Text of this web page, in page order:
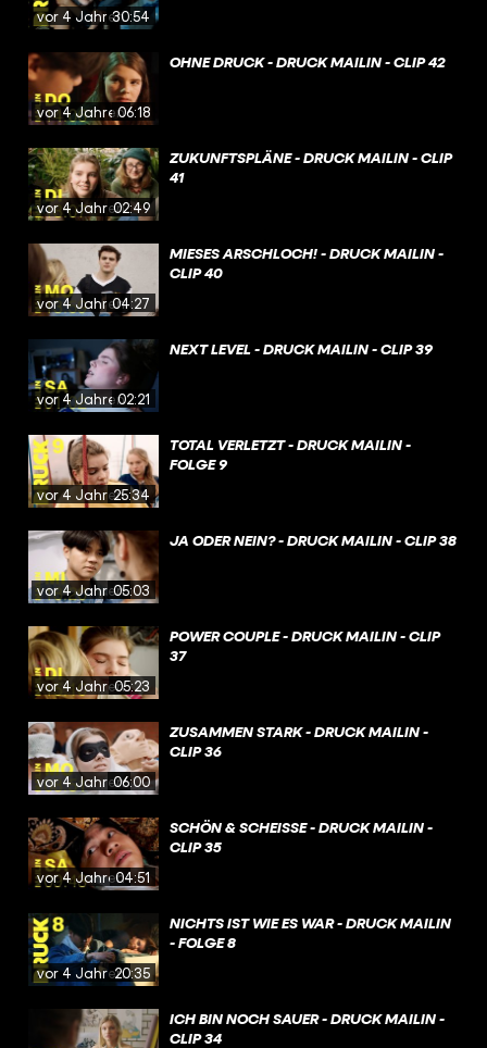
vor 4 Jahren30:54
vor 4 Jahren06:18
OHNE DRUCK - DRUCK MAILIN - CLIP 42
vor 4 Jahren02:49
ZUKUNFTSPLÄNE - DRUCK MAILIN - CLIP
41
vor 4 Jahren04:27
MIESES ARSCHLOCH! - DRUCK MAILIN -
CLIP 40
vor 4 Jahren02:21
NEXT LEVEL - DRUCK MAILIN - CLIP 39
vor 4 Jahren25:34
TOTAL VERLETZT - DRUCK MAILIN -
FOLGE 9
vor 4 Jahren05:03
JA ODER NEIN? - DRUCK MAILIN - CLIP 38
vor 4 Jahren05:23
POWER COUPLE - DRUCK MAILIN - CLIP
37
vor 4 Jahren06:00
ZUSAMMEN STARK - DRUCK MAILIN -
CLIP 36
vor 4 Jahren04:51
SCHÖN & SCHEISSE - DRUCK MAILIN - C
LIP 35
vor 4 Jahren20:35
NICHTS IST WIE ES WAR - DRUCK MAILIN
- FOLGE 8
ICH BIN NOCH SAUER - DRUCK MAILIN -
CLIP 34